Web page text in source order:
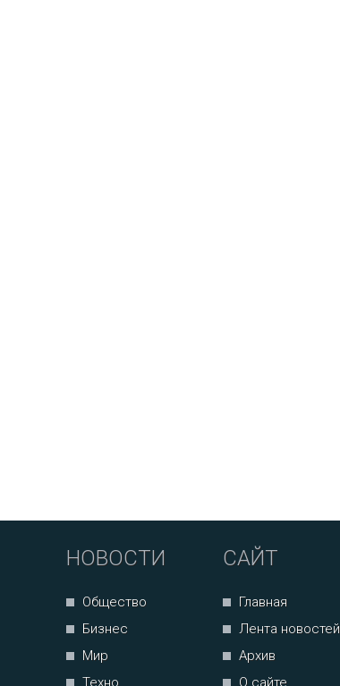
НОВОСТИ
Общество
Бизнес
Мир
Техно
САЙТ
Главная
Лента новостей
Архив
О сайте